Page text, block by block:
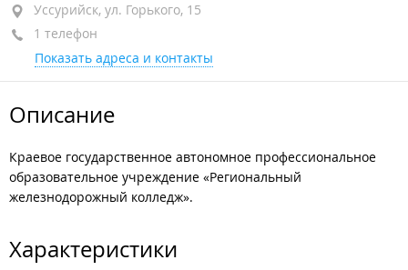
Уссурийск, ул. Горького, 15
1 телефон
Показать адреса и контакты
Описание
Краевое государственное автономное профессиональное
образовательное учреждение «Региональный
железнодорожный колледж».
Характеристики